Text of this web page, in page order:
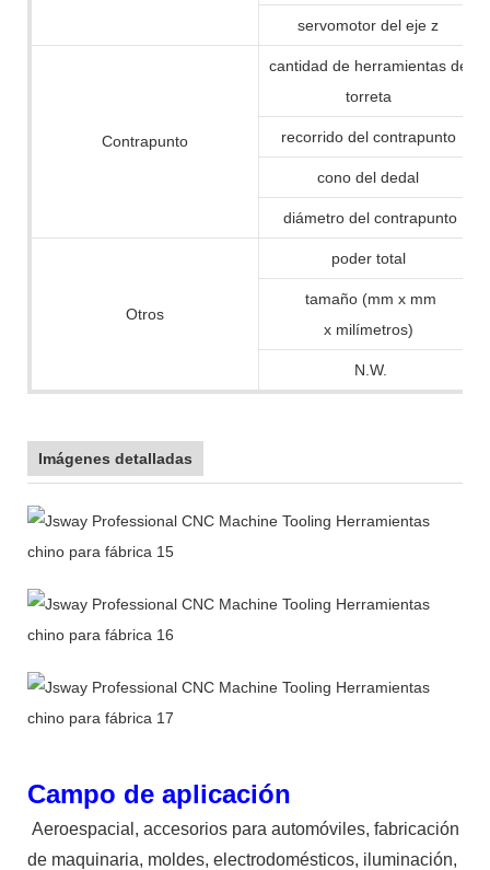
servomotor del eje z
Contrapunto
cantidad de herramientas de
torreta
recorrido del contrapunto
cono del dedal
diámetro del contrapunto
Otros
poder total
tamaño (mm x mm
x milímetros)
N.W.
Imágenes detalladas
Campo de aplicación
Aeroespacial, accesorios para automóviles, fabricación
de maquinaria, moldes, electrodomésticos, iluminación,